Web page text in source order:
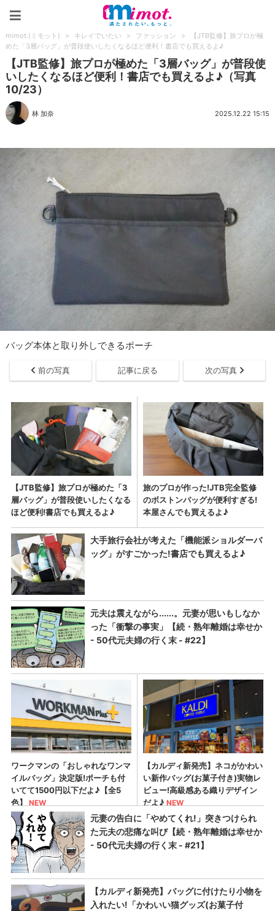
mimot.(ミモット) > キレイでいたい > ファッション >
【JTB監修】旅プロが極
めた「3層バッグ」が普段使いしたくなるほど便利！書店でも買えるよ♪
【JTB監修】旅プロが極めた「3層バッグ」が普段使
いしたくなるほど便利！書店でも買えるよ♪（写真
10/23）
林 加奈 2025.12.22 15:15
バッグ本体と取り外しできるポーチ
前の写真 記事に戻る 次の写真